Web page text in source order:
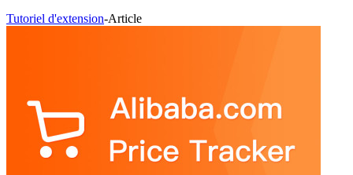
Tutoriel d'extension-Article